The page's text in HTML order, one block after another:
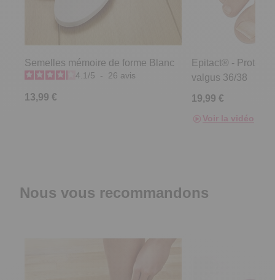
Semelles mémoire de forme Blanc
4.1 /5 - 26 avis
13,99 €
Epitact® -
valgus 36/38
19,99 €
Voir la vidéo
Nous vous recommandons